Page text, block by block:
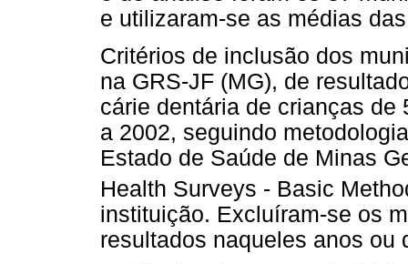
e utilizaram-se as médias
Critérios de inclusão dos
na GRS-JF (MG), de
cárie dentária de crianças
a 2002, seguindo
Estado de Saúde de Minas
Health Surveys - Basic
instituição. Excluíram-se os
resultados naqueles anos ou